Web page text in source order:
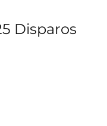
Disparos